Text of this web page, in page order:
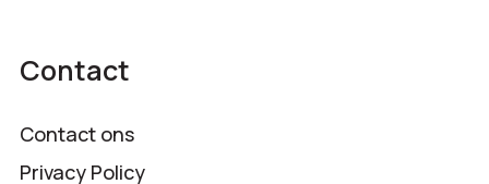
Contact
Contact ons
Privacy Policy